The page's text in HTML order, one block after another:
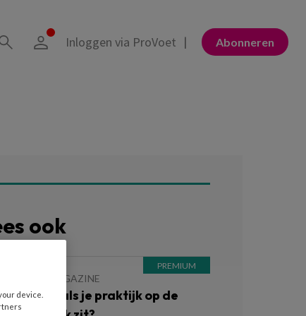
Abonneren
Inloggen via ProVoet
ook
MAGAZINE
Wat als je praktijk op de
device.